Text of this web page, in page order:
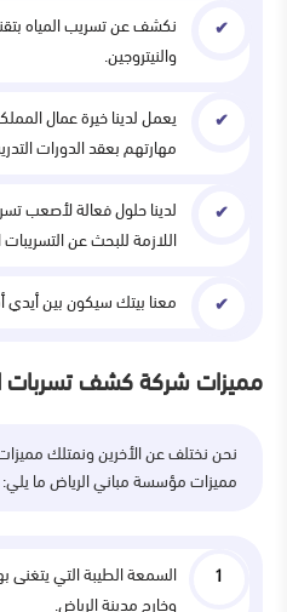
نكشف عن تسريب المياه
والنيتروجين.
يعمل لدينا خيرة عمال
مهارتهم بعقد الدورات
لدينا حلول فعالة لأصعب
اللازمة للبحث عن التسريبات
معنا بيتك سيكون بين أيدي
مميزات شركة كشف تسربات
نحن نختلف عن الأخرين ونمتلك مميزات
مميزات مؤسسة مباني الرياض ما يلي:
السمعة الطيبة التي يتغنى
وخارج مدينة الرياض.